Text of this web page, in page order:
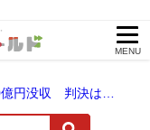
MENU